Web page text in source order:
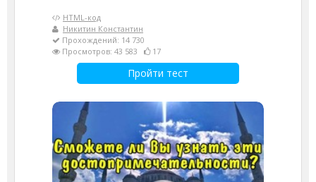
HTML-код
Никитин Константин
Прохождений: 14 730
Просмотров: 43 583
17
Пройти тест